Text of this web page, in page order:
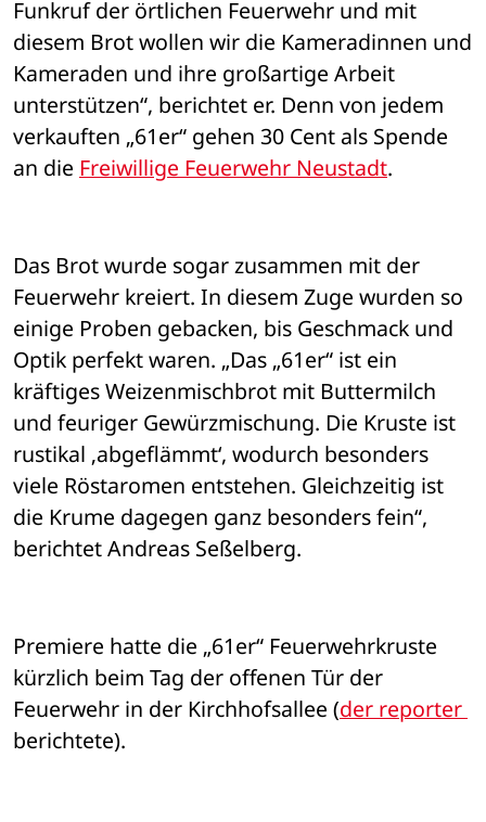
Funkruf der örtlichen Feuerwehr und mit
diesem Brot wollen wir die Kameradinnen und
Kameraden und ihre großartige Arbeit
unterstützen“, berichtet er. Denn von jedem
verkauften „61er“ gehen 30 Cent als Spende
an die Freiwillige Feuerwehr Neustadt.
Das Brot wurde sogar zusammen mit der
Feuerwehr kreiert. In diesem Zuge wurden so
einige Proben gebacken, bis Geschmack und
Optik perfekt waren. „Das „61er“ ist ein
kräftiges Weizenmischbrot mit Buttermilch
und feuriger Gewürzmischung. Die Kruste ist
rustikal ‚abgeflämmt‘, wodurch besonders
viele Röstaromen entstehen. Gleichzeitig ist
die Krume dagegen ganz besonders fein“,
berichtet Andreas Seßelberg.
Premiere hatte die „61er“ Feuerwehrkruste
kürzlich beim Tag der offenen Tür der
Feuerwehr in der Kirchhofsallee (
berichtete).